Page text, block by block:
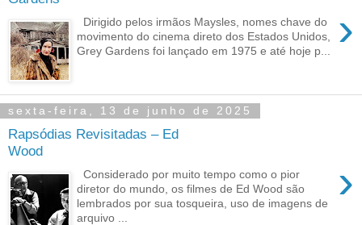
›
Dirigido pelos irmãos Maysles, nomes chave do
movimento do cinema direto dos Estados Unidos,
Grey Gardens foi lançado em 1975 e até hoje p...
sexta-feira, 13 de junho de 2025
Rapsódias Revisitadas – Ed
Wood
›
Considerado por muito tempo como o pior
diretor do mundo, os filmes de Ed Wood são
lembrados por sua tosqueira, uso de imagens de
arquivo ...